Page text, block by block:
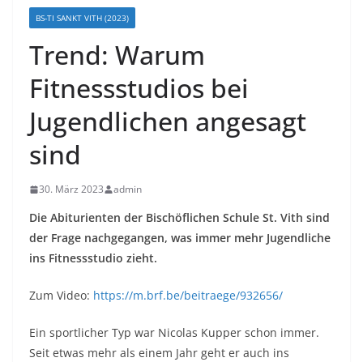
BS-TI SANKT VITH (2023)
Trend: Warum
Fitnessstudios bei
Jugendlichen angesagt
sind
30. März 2023 admin
Die Abiturienten der Bischöflichen Schule St. Vith sind
der Frage nachgegangen, was immer mehr Jugendliche
ins Fitnessstudio zieht.
Zum Video: https://m.brf.be/beitraege/932656/
Ein sportlicher Typ war Nicolas Kupper schon immer.
Seit etwas mehr als einem Jahr geht er auch ins